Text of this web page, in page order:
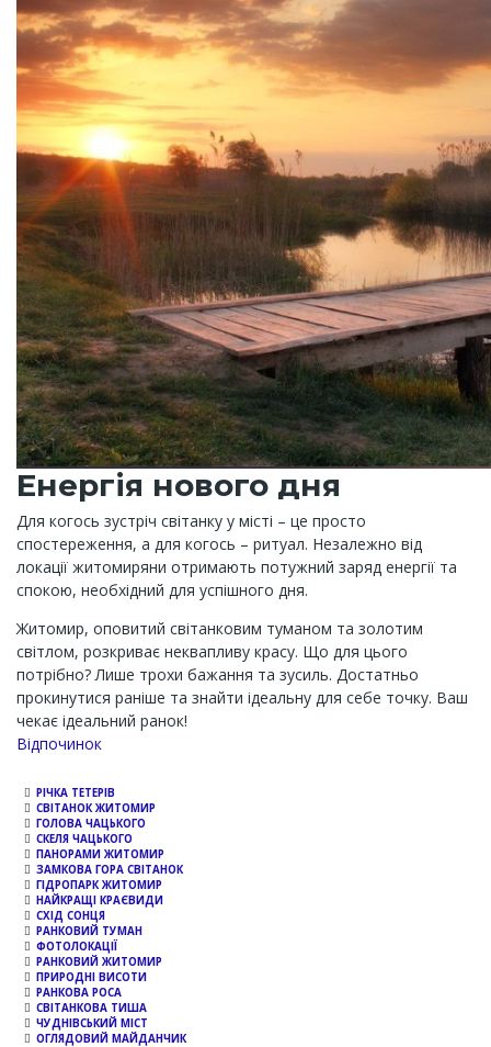
Енергія нового дня
Для когось зустріч світанку у місті – це просто
спостереження, а для когось – ритуал. Незалежно від
локації житомиряни отримають потужний заряд енергії та
спокою, необхідний для успішного дня.
Житомир, оповитий світанковим туманом та золотим
світлом, розкриває неквапливу красу. Що для цього
потрібно? Лише трохи бажання та зусиль. Достатньо
прокинутися раніше та знайти ідеальну для себе точку. Ваш
чекає ідеальний ранок!
Channel
Відпочинок
РІЧКА ТЕТЕРІВ
СВІТАНОК ЖИТОМИР
ГОЛОВА ЧАЦЬКОГО
СКЕЛЯ ЧАЦЬКОГО
ПАНОРАМИ ЖИТОМИР
ЗАМКОВА ГОРА СВІТАНОК
ГІДРОПАРК ЖИТОМИР
НАЙКРАЩІ КРАЄВИДИ
СХІД СОНЦЯ
РАНКОВИЙ ТУМАН
ФОТОЛОКАЦІЇ
РАНКОВИЙ ЖИТОМИР
ПРИРОДНІ ВИСОТИ
РАНКОВА РОСА
СВІТАНКОВА ТИША
ЧУДНІВСЬКИЙ МІСТ
ОГЛЯДОВИЙ МАЙДАНЧИК